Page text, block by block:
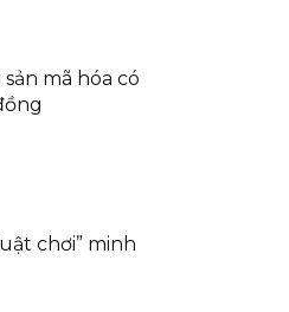
mã hóa có
chơi” minh